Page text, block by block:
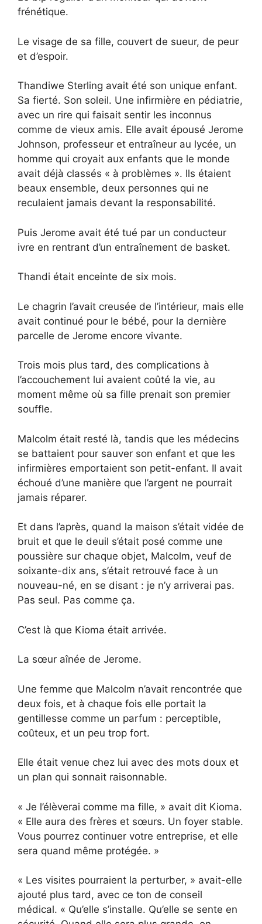
frénétique.
Le visage de sa fille, couvert de sueur, de peur
et d’espoir.
Thandiwe Sterling avait été son unique enfant.
Sa fierté. Son soleil. Une infirmière en pédiatrie,
avec un rire qui faisait sentir les inconnus
comme de vieux amis. Elle avait épousé Jerome
Johnson, professeur et entraîneur au lycée, un
homme qui croyait aux enfants que le monde
avait déjà classés « à problèmes ». Ils étaient
beaux ensemble, deux personnes qui ne
reculaient jamais devant la responsabilité.
Puis Jerome avait été tué par un conducteur
ivre en rentrant d’un entraînement de basket.
Thandi était enceinte de six mois.
Le chagrin l’avait creusée de l’intérieur, mais elle
avait continué pour le bébé, pour la dernière
parcelle de Jerome encore vivante.
Trois mois plus tard, des complications à
l’accouchement lui avaient coûté la vie, au
moment même où sa fille prenait son premier
souffle.
Malcolm était resté là, tandis que les médecins
se battaient pour sauver son enfant et que les
infirmières emportaient son petit-enfant. Il avait
échoué d’une manière que l’argent ne pourrait
jamais réparer.
Et dans l’après, quand la maison s’était vidée de
bruit et que le deuil s’était posé comme une
poussière sur chaque objet, Malcolm, veuf de
soixante-dix ans, s’était retrouvé face à un
nouveau-né, en se disant : je n’y arriverai pas.
Pas seul. Pas comme ça.
C’est là que Kioma était arrivée.
La sœur aînée de Jerome.
Une femme que Malcolm n’avait rencontrée que
deux fois, et à chaque fois elle portait la
gentillesse comme un parfum : perceptible,
coûteux, et un peu trop fort.
Elle était venue chez lui avec des mots doux et
un plan qui sonnait raisonnable.
« Je l’élèverai comme ma fille, » avait dit Kioma.
« Elle aura des frères et sœurs. Un foyer stable.
Vous pourrez continuer votre entreprise, et elle
sera quand même protégée. »
« Les visites pourraient la perturber, » avait-elle
ajouté plus tard, avec ce ton de conseil
médical. « Qu’elle s’installe. Qu’elle se sente en